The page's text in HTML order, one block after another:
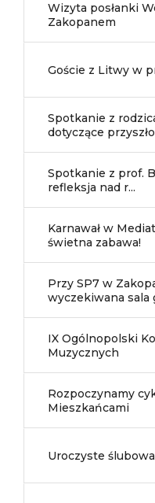
Wizyta posłanki
Zakopanem
Goście z Litwy w
Spotkanie z
dotyczące
Spotkanie z prof.
refleksja nad r...
Karnawał w
świetna zabawa!
Przy SP7 w
wyczekiwana sala
IX Ogólnopolski
Muzycznych
Rozpoczynamy
Mieszkańcami
Uroczyste